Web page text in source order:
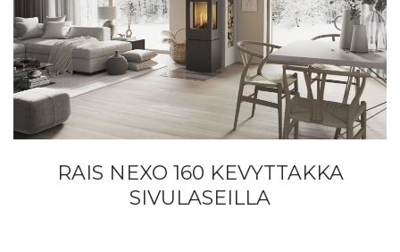
RAIS NEXO 160 KEVYTTAKKA
SIVULASEILLA